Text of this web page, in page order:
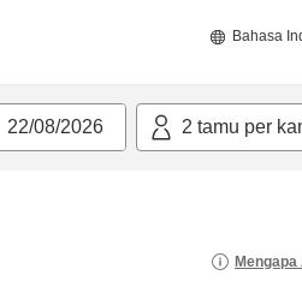
Bahasa
22/08/2026 2 tamu per